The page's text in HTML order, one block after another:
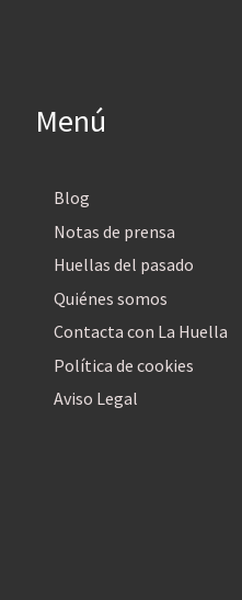
Menú
Blog
Notas de prensa
Huellas del pasado
Quiénes somos
Contacta con La Huella
Política de cookies
Aviso Legal